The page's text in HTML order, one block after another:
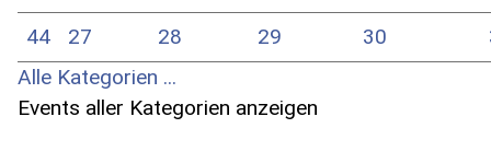
44
27 28 29 30
Alle Kategorien ...
Events aller Kategorien anzeigen